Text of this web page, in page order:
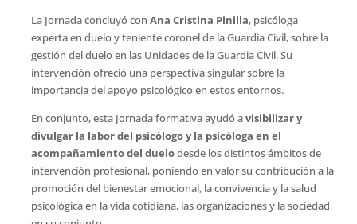
La Jornada concluyó con Ana Cristina Pinilla, psicóloga
experta en duelo y teniente coronel de la Guardia Civil, sobre la
gestión del duelo en las Unidades de la Guardia Civil. Su
intervención ofreció una perspectiva singular sobre la
importancia del apoyo psicológico en estos entornos.
En conjunto, esta Jornada formativa ayudó avisibilizar y
divulgar la labor del psicólogo y la psicóloga en el
acompañamiento del duelodesde los distintos ámbitos de
intervención profesional, poniendo en valor su contribución a la
promoción del bienestar emocional, la convivencia y la salud
psicológica en la vida cotidiana, las organizaciones y la sociedad